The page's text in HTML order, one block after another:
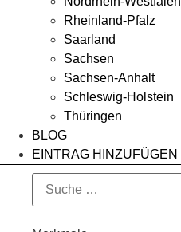
Rheinland-Pfalz
Saarland
Sachsen
Sachsen-Anhalt
Schleswig-Holstein
Thüringen
BLOG
EINTRAG HINZUFÜGEN